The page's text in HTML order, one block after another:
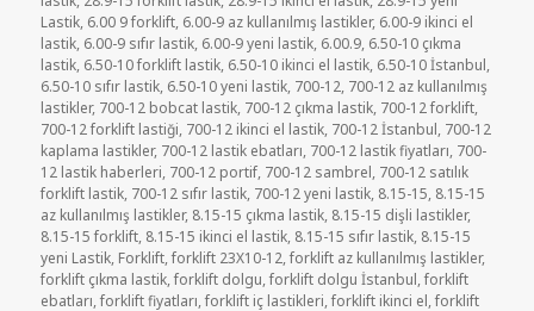
Lastik, 6.00 9 forklift, 6.00-9 az kullanılmış lastikler, 6.00-9 ikinci el
lastik, 6.00-9 sıfır lastik, 6.00-9 yeni lastik, 6.00.9, 6.50-10 çıkma
lastik, 6.50-10 forklift lastik, 6.50-10 ikinci el lastik, 6.50-10 İstanbul,
6.50-10 sıfır lastik, 6.50-10 yeni lastik, 700-12, 700-12 az kullanılmış
lastikler, 700-12 bobcat lastik, 700-12 çıkma lastik, 700-12 forklift,
700-12 forklift lastiği, 700-12 ikinci el lastik, 700-12 İstanbul, 700-12
kaplama lastikler, 700-12 lastik ebatları, 700-12 lastik fiyatları, 700-
12 lastik haberleri, 700-12 portif, 700-12 sambrel, 700-12 satılık
forklift lastik, 700-12 sıfır lastik, 700-12 yeni lastik, 8.15-15, 8.15-15
az kullanılmış lastikler, 8.15-15 çıkma lastik, 8.15-15 dişli lastikler,
8.15-15 forklift, 8.15-15 ikinci el lastik, 8.15-15 sıfır lastik, 8.15-15
yeni Lastik, Forklift,forklift 23X10-12,forklift az kullanılmış lastikler,
forklift çıkma lastik,forklift dolgu,forklift dolgu İstanbul,forklift
ebatları,forklift fiyatları,forklift iç lastikleri,forklift ikinci el,forklift